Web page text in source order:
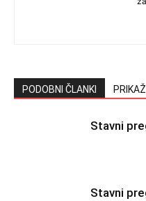
PODOBNI ČLANKI
Stavni
Stavni